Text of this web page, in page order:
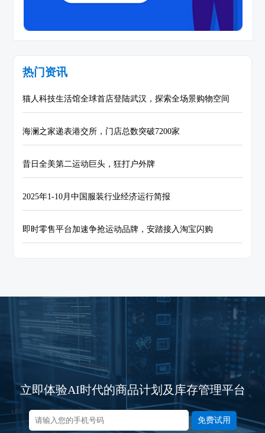
热门资讯
猫人科技生活馆全球首店登陆武汉，探索全场景购物空间
海澜之家递表港交所，门店总数突破7200家
昔日全美第二运动巨头，狂打户外牌
2025年1-10月中国服装行业经济运行简报
即时零售平台加速争抢运动品牌，安踏接入淘宝闪购
立即体验AI时代的商品计划及库存管理平台
免费试用